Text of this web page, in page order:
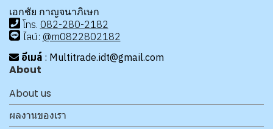
เอกชัย กาญจนาภิเษก
โทร. 082-280-2182
ไลน์: @m0822802182
อีเมล์ : Multitrade.idt@gmail.com
About
About us
ผลงานของเรา